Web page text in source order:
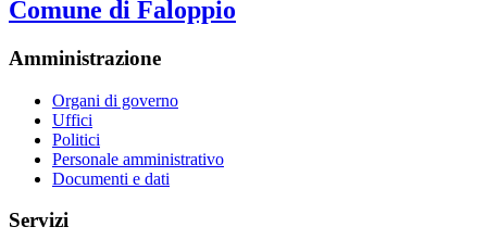
Comune di Faloppio
Amministrazione
Organi di governo
Uffici
Politici
Personale amministrativo
Documenti e dati
Servizi